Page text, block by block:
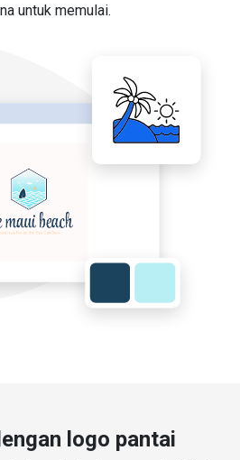
untuk memulai.
logo pantai